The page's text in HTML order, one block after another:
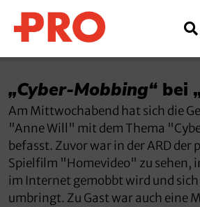
„Cyber-Mobbing“ bei
Am Mittwochabend hat sich die
"Anne Will" mit dem Thema
befasst. Zuvor war in der ARD der
Spielfilm "Homevideo" zu sehen,
im Internet gemobbt wird und
umbringt. Zu Gast war auch eine